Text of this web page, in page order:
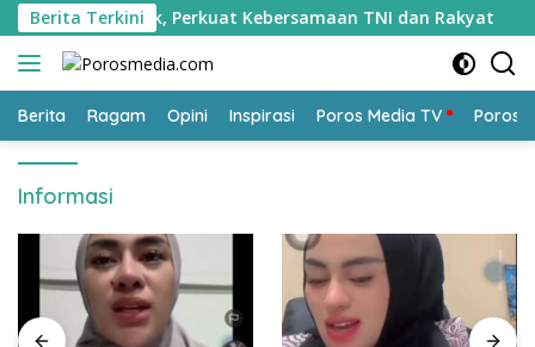
Langsung
ke
konten
Berita Terkini
Puncak, Perkuat Kebersamaan TNI dan Rakyat
Berita Ragam Opini Inspirasi Poros Media TV Poros
Informasi